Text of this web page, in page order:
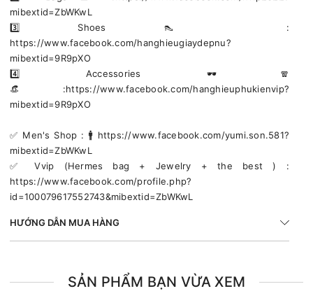
mibextid=ZbWKwL
3️⃣ Shoes 👠 :
https://www.facebook.com/hanghieugiaydepnu?
mibextid=9R9pXO
4️⃣ Accessories 🕶🧣
👒:https://www.facebook.com/hanghieuphukienvip?
mibextid=9R9pXO
✅️ Men's Shop : 🚹 https://www.facebook.com/yumi.son.581?
mibextid=ZbWKwL
✅️ Vvip (Hermes bag + Jewelry + the best ) :
https://www.facebook.com/profile.php?
id=100079617552743&mibextid=ZbWKwL
HƯỚNG DẪN MUA HÀNG
SẢN PHẨM BẠN VỪA XEM